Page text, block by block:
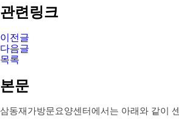
관련링크
이전글
다음글
목록
본문
삼동재가방문요양센터에서는 아래와 같이